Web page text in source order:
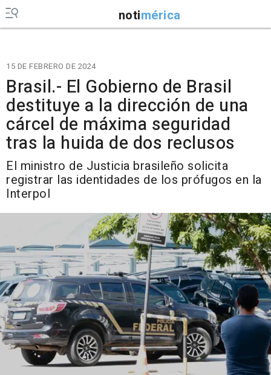
notimérica
15 DE FEBRERO DE 2024
Brasil.- El Gobierno de Brasil
destituye a la dirección de una
cárcel de máxima seguridad
tras la huida de dos reclusos
El ministro de Justicia brasileño solicita
registrar las identidades de los prófugos en la
Interpol